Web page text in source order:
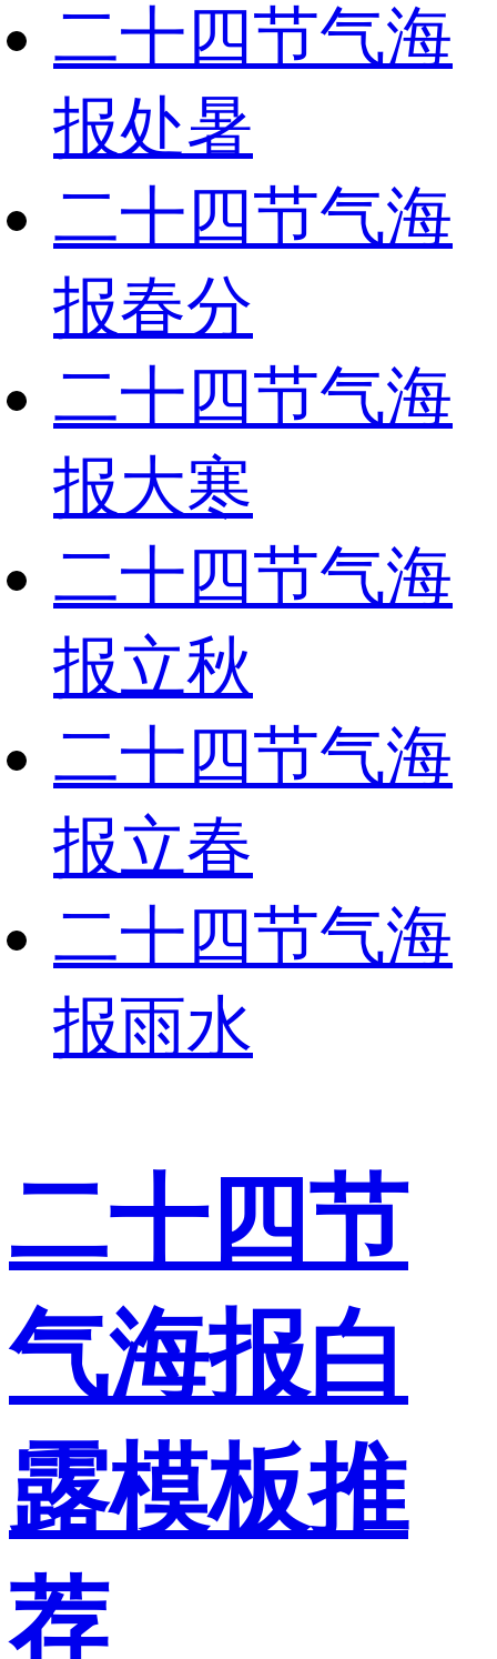
二十四节气海
报处暑
二十四节气海
报春分
二十四节气海
报大寒
二十四节气海
报立秋
二十四节气海
报立春
二十四节气海
报雨水
二十四节
气海报白
露模板推
荐